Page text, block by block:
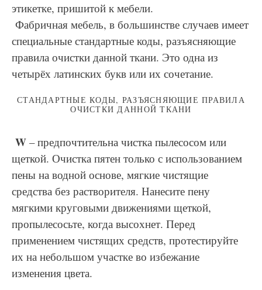
этикетке, пришитой к мебели.
Фабричная мебель, в большинстве случаев имеет
специальные стандартные коды, разъясняющие
правила очистки данной ткани. Это одна из
четырёх латинских букв или их сочетание.
СТАНДАРТНЫЕ КОДЫ, РАЗЪЯСНЯЮЩИЕ ПРАВИЛА
ОЧИСТКИ ДАННОЙ ТКАНИ
W – предпочтительна чистка пылесосом или
щеткой. Очистка пятен только с использованием
пены на водной основе, мягкие чистящие
средства без растворителя. Нанесите пену
мягкими круговыми движениями щеткой,
пропылесосьте, когда высохнет. Перед
применением чистящих средств, протестируйте
их на небольшом участке во избежание
изменения цвета.